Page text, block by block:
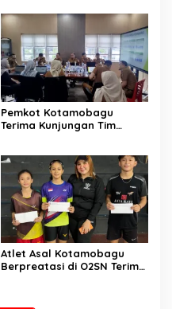
Pemkot Kotamobagu
Terima Kunjungan Tim
Atlet Asal Kotamobagu
Berpreatasi di O2SN Terima